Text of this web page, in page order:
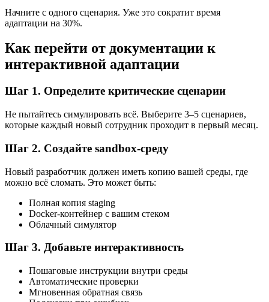
Начните с одного сценария. Уже это сократит время
адаптации на 30%.
Как перейти от документации к
интерактивной адаптации
Шаг 1. Определите критические сценарии
Не пытайтесь симулировать всё. Выберите 3–5 сценариев,
которые каждый новый сотрудник проходит в первый месяц.
Шаг 2. Создайте sandbox-среду
Новый разработчик должен иметь копию вашей среды, где
можно всё сломать. Это может быть:
Полная копия staging
Docker-контейнер с вашим стеком
Облачный симулятор
Шаг 3. Добавьте интерактивность
Пошаговые инструкции внутри среды
Автоматические проверки
Мгновенная обратная связь